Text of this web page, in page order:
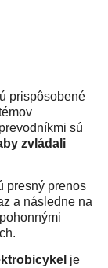
prispôsobené
sú
zvládali
presný prenos
a následne na
je